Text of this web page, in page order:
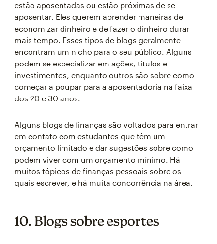
estão aposentadas ou estão próximas de se
aposentar. Eles querem aprender maneiras de
economizar dinheiro e de fazer o dinheiro durar
mais tempo. Esses tipos de blogs geralmente
encontram um nicho para o seu público. Alguns
podem se especializar em ações, títulos e
investimentos, enquanto outros são sobre como
começar a poupar para a aposentadoria na faixa
dos 20 e 30 anos.
Alguns blogs de finanças são voltados para entrar
em contato com estudantes que têm um
orçamento limitado e dar sugestões sobre como
podem viver com um orçamento mínimo. Há
muitos tópicos de finanças pessoais sobre os
quais escrever, e há muita concorrência na área.
10. Blogs sobre esportes